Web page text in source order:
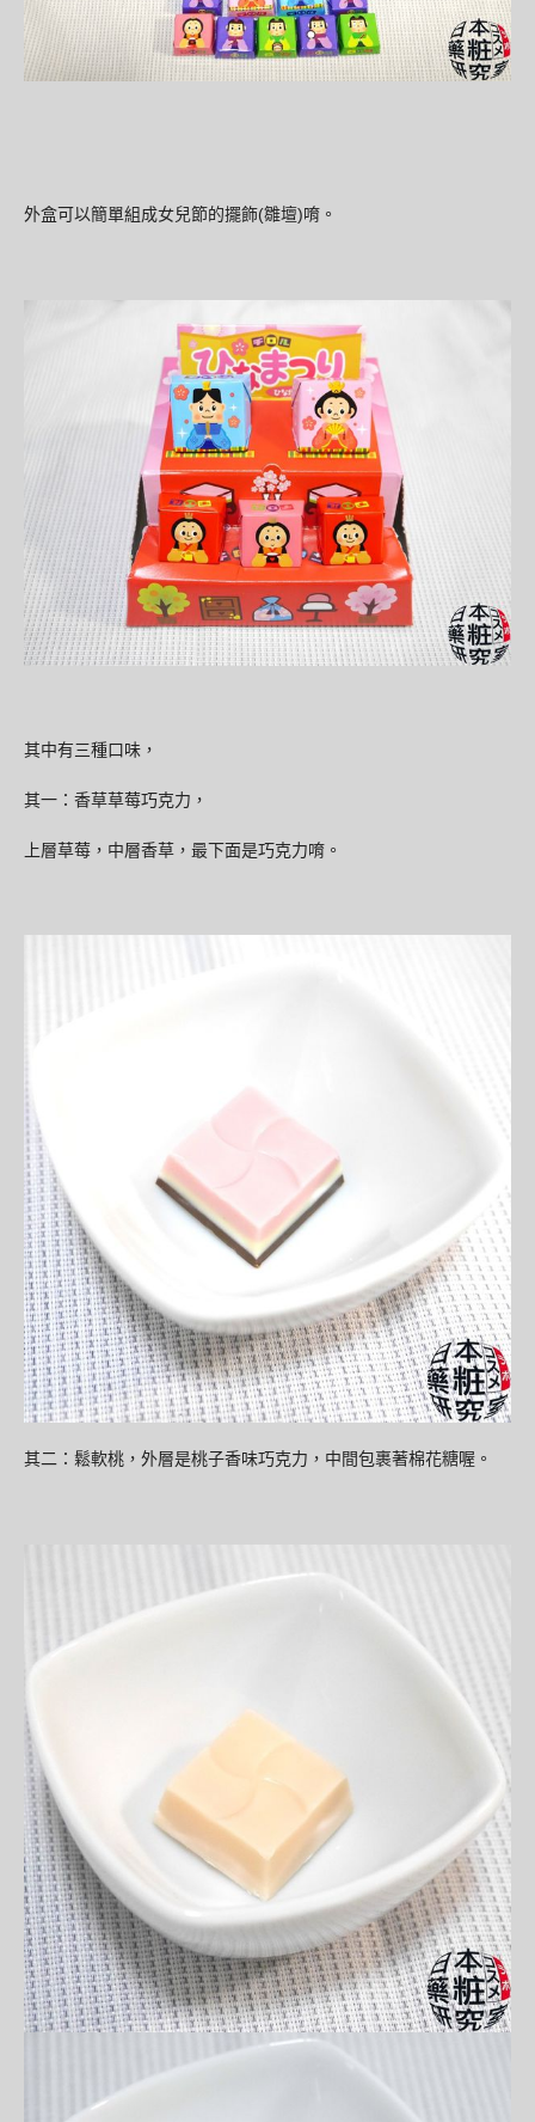
外盒可以簡單組成女兒節的擺飾(雛壇)唷 。
其中有三種口味，
其一：香草草莓巧克力，
上層草莓，中層香草，最下面是巧克力唷。
其二：鬆軟桃，外層是桃子香味巧克力，中間包裹著棉花糖喔。